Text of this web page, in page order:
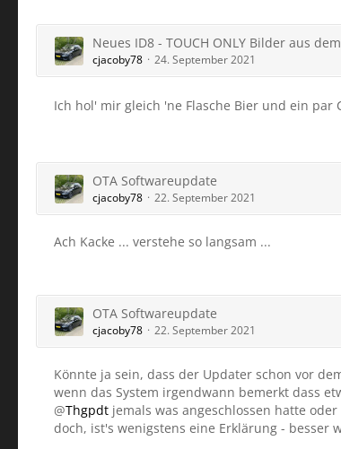
Neues ID8 - TOUCH ONLY Bilder aus
cjacoby78 24. September 2021
Ich hol' mir gleich 'ne Flasche Bier und ein par
OTA Softwareupdate
cjacoby78 22. September 2021
Ach Kacke ... verstehe so langsam ...
OTA Softwareupdate
cjacoby78 22. September 2021
Könnte ja sein, dass der Updater schon vor
wenn das System irgendwann bemerkt dass
@Thgpdt jemals was angeschlossen hatte
doch, ist's wenigstens eine Erklärung - besser